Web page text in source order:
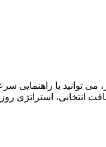
انتخابی، استراتژی روز